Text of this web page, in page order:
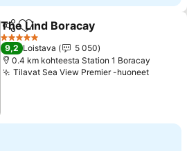
Jaa Lisää suosikkeihin
The Lind Boracay
5 Tähtiluokitus
9,2 Loistava
5 050
0.4 km kohteesta Station 1 Boracay
Tilavat Sea View Premier -huoneet